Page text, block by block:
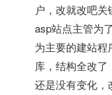
户，改就改吧
asp站点主管为
为主要的建站
库，结构全改
还是没有变化，